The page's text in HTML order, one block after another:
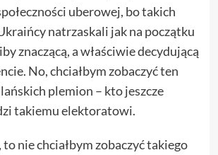
uberowej, bo takich
natrzaskali jak na początku
znaczącą, a właściwie decydującą
No, chciałbym zobaczyć ten
plemion – kto jeszcze
takiemu elektoratowi.
to nie chciałbym zobaczyć takiego